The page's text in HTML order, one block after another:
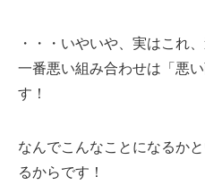
・・・いやいや、実はこれ、
一番悪い組み合わせは「悪
す！
なんでこんなことになるか
るからです！